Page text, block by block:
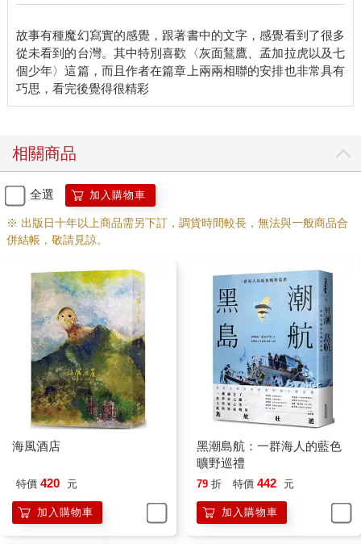
的北美洲，研究數百年來牠們所造成的翻天覆地的影響。她的研
的蚯蚓凍結在管內的時光裡。
索菲看著玻璃面倒映的扭曲的自己，一剎那間，她覺得自己和這
些雨蟲一樣奇特粗鄙，一樣美。
去恆星。十五歲那年他們不再帶著奧杜邦去山徑尋鳥，牠已經老
到髖關節無法負荷過量步行。十八歲那年奧杜邦決心讓狄子獨自
面對世界，牠在動物醫院的病房裡撐到狄子從考場回來，用牠巨
大、足以容納一家人的愛情與回憶的頭顱最後一次占據狄子的
十的奧杜邦），用這一生中最流暢無比的節奏，唸出一段媽媽書
架上一本書裡王爾德的句子：「如果你想要有一朵紅玫瑰，你要
在午夜的月光下用歌聲孕育，然後用自己心臟的血去染紅它。」
每一個音節狄子媽媽都聽得清楚無比，並且把這段話抄在她的電
子筆記裡。
這一定也是預言。狄子媽媽想。狄子剪下奧杜邦耳邊的毛髮留
下，其他的部分則交給火燄，他們把奧杜邦的骨灰撒在常去的那
條山徑，那樣牠就可以和他們永久共享鳥聲。
狄子上大學後受到一位專研鳥類行為學的徐教授賞識，他發現這
個寡言、面目清秀、頭髮微捲的青年有非凡天賦……當時徐教授
正好進行了一個關於特定鳥種在島嶼東部的鳴叫是否具有區域特
性的研究，於是便在狄子大三的時候鼓勵他直升研究所，成了計
畫的助理。很快地狄子就沉浸在鳥鳴研究裡。
……
探究鳥的鳴聲或許和探究外星人的語言難度不相上下，在全世界
數千鳥種裡，大部分的鳴叫聲都是鳥兒從蛋殼裡帶來的。但像鳴
故事有種魔幻寫實的感覺，跟著書中的文字，感覺看到了很多
從未看到的台灣。其中特別喜歡〈灰面鵟鷹、孟加拉虎以及七
個少年〉這篇，而且作者在篇章上兩兩相聯的安排也非常具有
巧思，看完後覺得很精彩
相關商品
全選 加入購物車
※ 出版日十年以上商品需另下訂，調貨時間較長，無法與一般商品合
併結帳，敬請見諒。
海風酒店
特價 420 元
加入購物車
黑潮島航：一群海人的藍色
曠野巡禮
79 折 特價 442 元
加入購物車